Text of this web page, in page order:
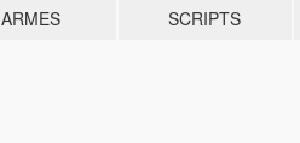
ARMES SCRIPTS